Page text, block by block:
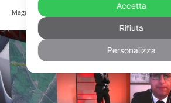
Maggio 12, 2026
Accetta
Rifiuta
Personalizza